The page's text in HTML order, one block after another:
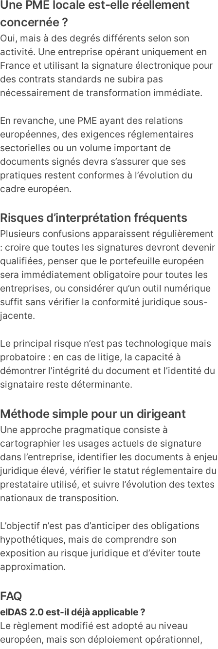
Une PME locale est-elle réellement
concernée ?
Oui, mais à des degrés différents selon son
activité. Une entreprise opérant uniquement en
France et utilisant la signature électronique pour
des contrats standards ne subira pas
nécessairement de transformation immédiate.
En revanche, une PME ayant des relations
européennes, des exigences réglementaires
sectorielles ou un volume important de
documents signés devra s’assurer que ses
pratiques restent conformes à l’évolution du
cadre européen.
Risques d’interprétation fréquents
Plusieurs confusions apparaissent régulièrement
: croire que toutes les signatures devront devenir
qualifiées, penser que le portefeuille européen
sera immédiatement obligatoire pour toutes les
entreprises, ou considérer qu’un outil numérique
suffit sans vérifier la conformité juridique sous-
jacente.
Le principal risque n’est pas technologique mais
probatoire : en cas de litige, la capacité à
démontrer l’intégrité du document et l’identité du
signataire reste déterminante.
Méthode simple pour un dirigeant
Une approche pragmatique consiste à
cartographier les usages actuels de signature
dans l’entreprise, identifier les documents à enjeu
juridique élevé, vérifier le statut réglementaire du
prestataire utilisé, et suivre l’évolution des textes
nationaux de transposition.
L’objectif n’est pas d’anticiper des obligations
hypothétiques, mais de comprendre son
exposition au risque juridique et d’éviter toute
approximation.
FAQ
eIDAS 2.0 est-il déjà applicable ?
Le règlement modifié est adopté au niveau
européen, mais son déploiement opérationnel,